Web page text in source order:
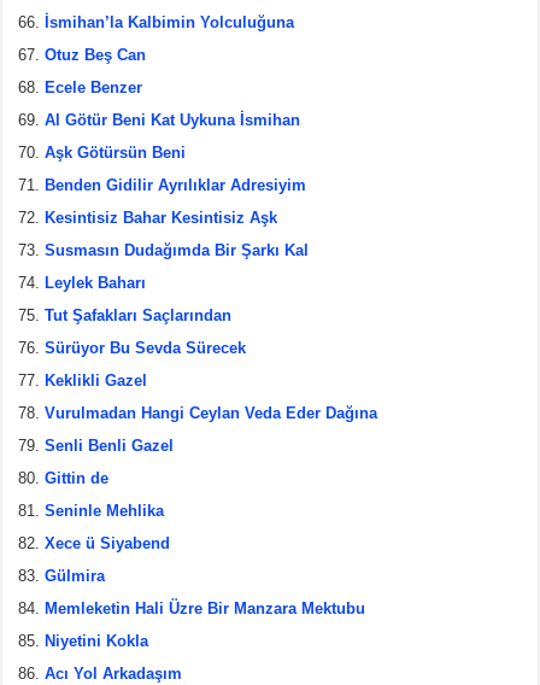
İsmihan’la Kalbimin Yolculuğuna
Otuz Beş Can
Ecele Benzer
Al Götür Beni Kat Uykuna İsmihan
Aşk Götürsün Beni
Benden Gidilir Ayrılıklar Adresiyim
Kesintisiz Bahar Kesintisiz Aşk
Susmasın Dudağımda Bir Şarkı Kal
Leylek Baharı
Tut Şafakları Saçlarından
Sürüyor Bu Sevda Sürecek
Keklikli Gazel
Vurulmadan Hangi Ceylan Veda Eder Dağına
Senli Benli Gazel
Gittin de
Seninle Mehlika
Xece ü Siyabend
Gülmira
Memleketin Hali Üzre Bir Manzara Mektubu
Niyetini Kokla
Acı Yol Arkadaşım